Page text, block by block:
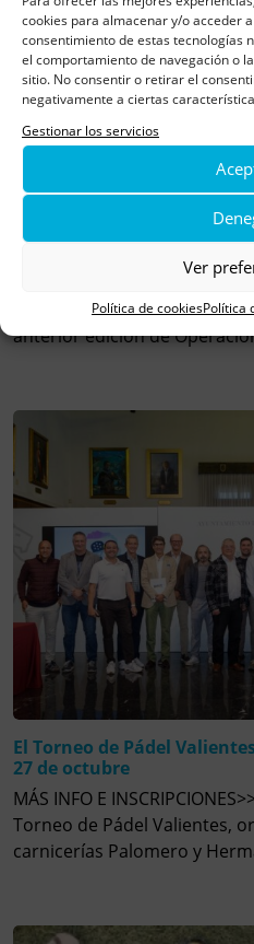
cookies para almacenar y/o acceder
consentimiento de estas tecnologías
el comportamiento de navegación o
sitio. No consentir o retirar el
negativamente a ciertas
Gestionar los servicios
Ver
Política de cookiesPolítica
El artista Juanjo Bona
¡Qué contentos estamos! El
Bona, que se dio a conocer
anterior edición de
El Torneo de Pádel
27 de octubre
MÁS INFO E
Torneo de Pádel Valientes,
carnicerías Palomero y